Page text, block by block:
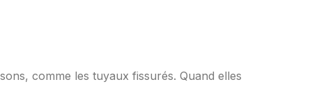
comme les tuyaux fissurés. Quand elles